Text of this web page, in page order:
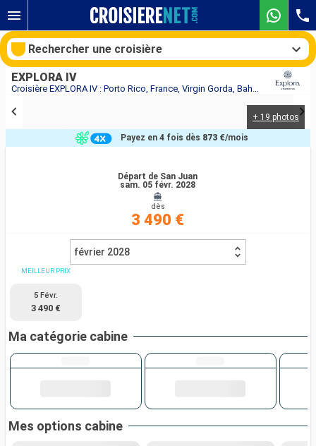
Croisière EXPLORA IV : Porto Rico, France, Virgin Gorda, Bahamas, États-Unis au départ de San Juan
EXPLORA IV
+ 19 photos
Départ de San Juan
sam. 05 févr. 2028
dès
3 490 €
Payez en 4 fois dès 873 €/mois
février 2028
MEILLEUR PRIX
5 Févr.
3 490 €
Ma catégorie cabine
Mes options cabine
Rechercher une croisière
Nos destinations
Compagnies
Rechercher